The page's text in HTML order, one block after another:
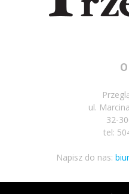
ul.
32-
tel:
Napisz do nas: